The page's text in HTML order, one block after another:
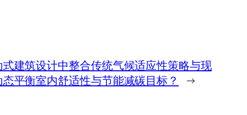
建筑设计中整合传统气候适应性策略与现
平衡室内舒适性与节能减碳目标？
→